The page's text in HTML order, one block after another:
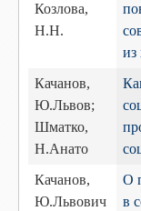
Козлова,
Н.Н.
из
Качанов,
Ю.Львов;
Шматко,
Н.Анато
Качанов,
Ю.Львович
О
в